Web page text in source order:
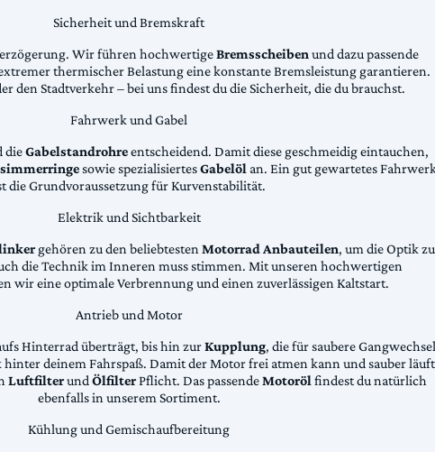
Sicherheit und Bremskraft
Wir führen hochwertigeBremsscheibenund dazu passende
thermischer Belastung eine konstante Bremsleistung garantieren.
den Stadtverkehr – bei uns findest du die Sicherheit, die du brauchst.
Fahrwerk und Gabel
dieGabelstandrohreentscheidend. Damit diese geschmeidig eintauchen,
sowie spezialisiertesGabelöl an. Ein gut gewartetes
die Grundvoraussetzung für Kurvenstabilität.
Elektrik und Sichtbarkeit
gehören zu den beliebtestenMotorrad Anbauteilen, um die Optik zu
die Technik im Inneren muss stimmen. Mit unseren hochwertigen
wir eine optimale Verbrennung und einen zuverlässigen Kaltstart.
Antrieb und Motor
Hinterrad überträgt, bis hin zurKupplung, die für saubere Gangwechsel
deinem Fahrspaß. Damit der Motor frei atmen kann und sauber
LuftfilterundÖlfilterPflicht. Das passendeMotorölfindest du natürlich
ebenfalls in unserem Sortiment.
Kühlung und Gemischaufbereitung